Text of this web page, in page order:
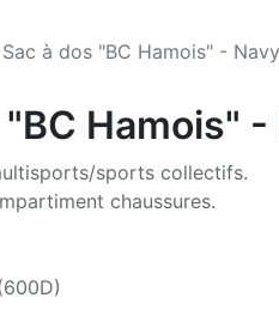
Sac à dos "BC Hamois" - Navy
Hamois" -
sports collectifs.
chaussures.